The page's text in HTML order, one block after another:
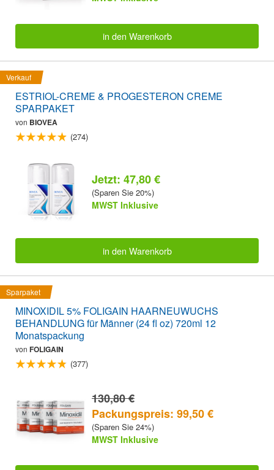
in den Warenkorb
Verkauf
ESTRIOL-CREME & PROGESTERON CREME
SPARPAKET
von BIOVEA
(274)
Jetzt: 47,80 €
(Sparen Sie 20%)
MWST Inklusive
in den Warenkorb
Sparpaket
MINOXIDIL 5% FOLIGAIN HAARNEUWUCHS
BEHANDLUNG für Männer (24 fl oz) 720ml 12
Monatspackung
von FOLIGAIN
(377)
130,80 €
Packungspreis: 99,50 €
(Sparen Sie 24%)
MWST Inklusive